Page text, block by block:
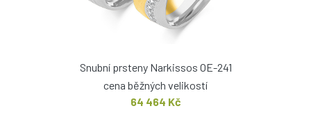
Snubní prsteny Narkissos OE-241
cena běžných velikostí
64 464 Kč